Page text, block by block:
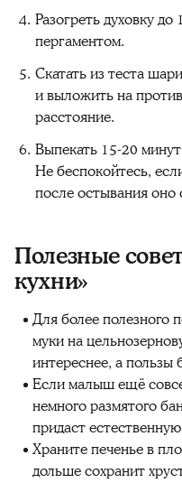
Разогреть духовку
пергаментом.
Скатать из теста
и выложить на
расстояние.
Выпекать 15-20
Не беспокойтесь,
после остывания оно
Полезные
кухни»
Для более полезного
муки на
интереснее, а пользы
Если малыш ещё
немного размятого
придаст
Храните печенье в
дольше сохранит